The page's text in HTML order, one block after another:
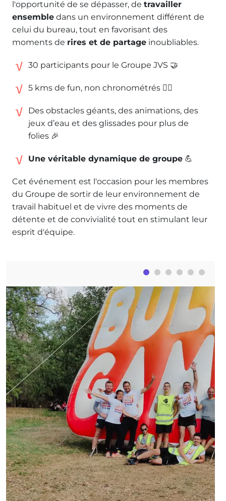
l'opportunité de se dépasser, de travailler
ensemble dans un environnement différent de
celui du bureau, tout en favorisant des
moments de rires et de partage inoubliables.
30 participants pour le Groupe JVS 🤝
5 kms de fun, non chronométrés 🏃‍♀️
Des obstacles géants, des animations, des
jeux d’eau et des glissades pour plus de
folies 🎉
Une véritable dynamique de groupe 💪
Cet événement est l'occasion pour les membres
du Groupe de sortir de leur environnement de
travail habituel et de vivre des moments de
détente et de convivialité tout en stimulant leur
esprit d'équipe.